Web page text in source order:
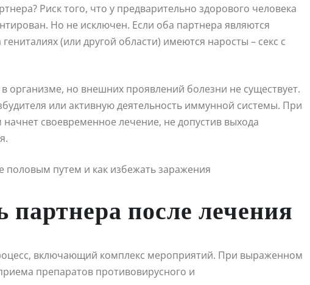
Риск того, что у предварительно здорового человека
Но не исключен. Если оба партнера являются
(или другой области) имеются наросты – секс с
организме, но внешних проявлений болезни не существует.
или активную деятельность иммунной системы. При
своевременное лечение, не допустив выхода
после лечения
включающий комплекс мероприятий. При выраженном
препаратов противовирусного и